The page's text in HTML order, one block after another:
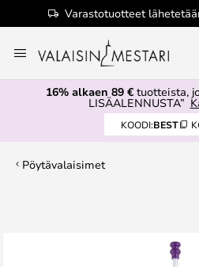
Varastotuotteet
to
Content
16% alkaen 89 €tuotteista,
LISÄALENNUSTA”
KOODI:BEST
Pöytävalaisimet